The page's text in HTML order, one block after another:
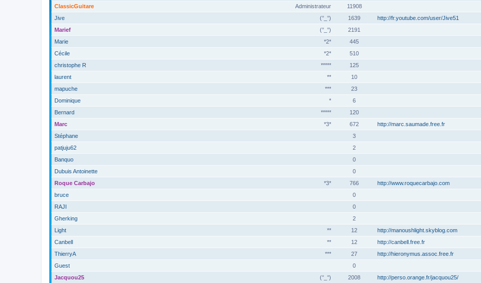
Administrateur
ClassicGuitare 11908
(°_°)
Jive 1639 http://fr.youtube.com/user/Jive51
(°_°)
Marief 2191
*2*
Marie 445
*2*
Cécile 510
*****
christophe R 125
**
laurent 10
***
mapuche 23
*
Dominique 6
*****
Bernard 120
*3*
Marc 672 http://marc.saumade.free.fr
Stéphane
3
patjuju62
2
Banquo
0
Dubuis Antoinette
0
*3*
Roque Carbajo 766 http://www.roquecarbajo.com
bruce
0
RAJI
0
Gherking
2
**
Light 12 http://manoushlight.skyblog.com
**
Canbell 12 http://canbell.free.fr
***
ThierryA 27 http://hieronymus.assoc.free.fr
Guest
0
(°_°)
Jacquou25 2008 http://perso.orange.fr/jacquou25/